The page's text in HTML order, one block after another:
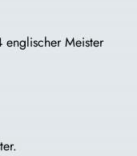
englischer Meister